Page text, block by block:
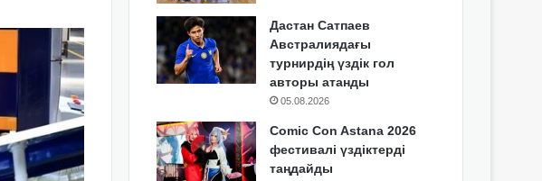
Дастан Сатпаев
Австралиядағы
турнирдің үздік гол
авторы атанды
05.08.2026
Comic Con Astana 2026
фестивалі үздіктерді
таңдайды